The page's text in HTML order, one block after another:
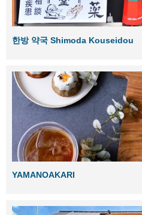
한방 약국 Shimoda Kouseidou
YAMANOAKARI